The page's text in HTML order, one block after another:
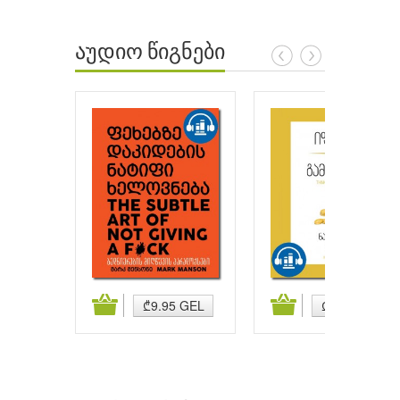
აუდიო წიგნები
₾9.95 GEL ₾9.95 GEL
კალათაში დამატება კალათაში დამატება